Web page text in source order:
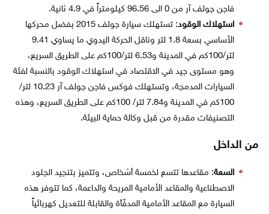
فاجن جولف آر من 0 الى 96.56 كيلومتراً في 4.9 ثانية.
استهلاك الوقود
: تستهلك سيارة جولف 2015 بفضل محركها
الأساسي بسعة 1.8 لتر وناقل الحركة اليدوي ما يساوي 9.41
لتر/100كم في المدينة و6.53 لتر/100كم على الطريق السريع،
وهو مستوى جيد في الاقتصاد في استهلاك الوقود بالنسبة لفئة
السيارات المدمجة، وتستهلك فوكس فاجن جولف آر 10.23 لتر/
100كم في المدينة و7.84 لتر/ 100كم على الطريق السريع، وهذه
التصنيفات مقدرة من قبل وكالة حماية البيئة.
من الداخل
السعة: مقاعدها تتسع لخمسة أشخاص، وتتميز بتنجيد الجلود
الاصطناعية والمقاعد الأمامية المريحة والداعمة، كما تتوفر هذه
السيارة مع المقاعد الأمامية المدفّأة والقابلة للتعديل كهربائياً